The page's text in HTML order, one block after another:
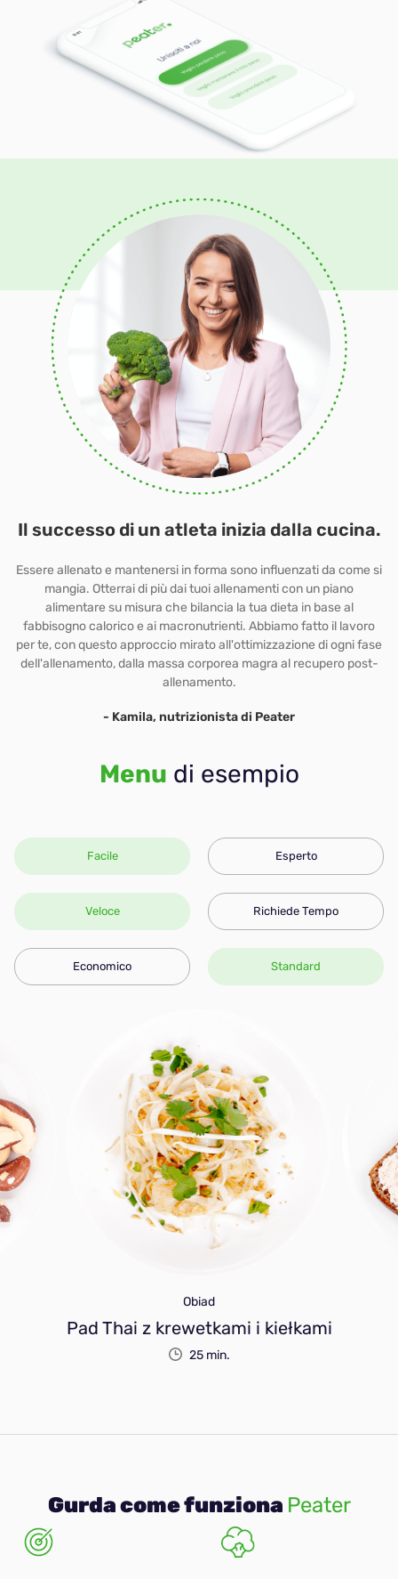
Proteica
Anti-infiammatoria
Forza Immunitaria
Il successo di un atleta inizia dalla cucina.
Essere allenato e mantenersi in forma sono influenzati da come si
mangia. Otterrai di più dai tuoi allenamenti con un piano
alimentare su misura che bilancia la tua dieta in base al
fabbisogno calorico e ai macronutrienti. Abbiamo fatto il lavoro
per te, con questo approccio mirato all'ottimizzazione di ogni fase
dell'allenamento, dalla massa corporea magra al recupero post-
allenamento.
- Kamila, nutrizionista di Peater
Menu di esempio
Facile Esperto
Veloce Richiede Tempo
Economico Standard
Obiad
Pad Thai z krewetkami i kiełkami
25 min.
Gurda come funziona Peater